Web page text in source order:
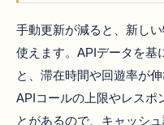
手動更新が減ると、新し
使えます。APIデータを基
と、滞在時間や回遊率が
APIコールの上限やレスポ
とがあるので、キャッシ